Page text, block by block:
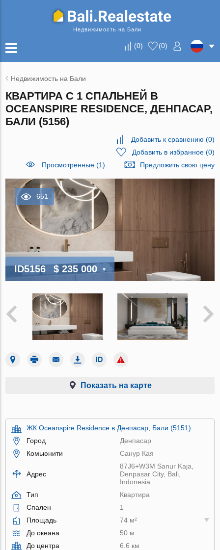
Недвижимость на Бали
(0) (0)
Недвижимость на Бали
КВАРТИРА С 1 СПАЛЬНЕЙ В
OCEANSPIRE RESIDENCE, ДЕНПАСАР,
БАЛИ (5156)
Добавить к сравнению (0)
Добавить в избранное(0)
Просмотренные (1)
Предложить свою цену
651
ID5156 $ 235 000
Показать на карте
ЖК Oceanspire Residence в Денпасар, Бали (5151)
Город
Денпасар
Комьюнити
Санур Кая
Адрес
87J6+W3M Sanur Kaja,
Denpasar City, Bali,
Indonesia
Тип
Квартира
Спален
1
Площадь
74 м²
До океана
50 м
До центра
6.6 км